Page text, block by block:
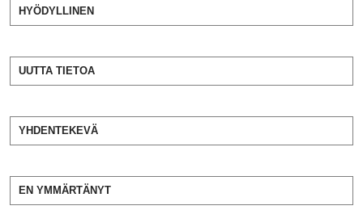
HYÖDYLLINEN
UUTTA TIETOA
YHDENTEKEVÄ
EN YMMÄRTÄNYT